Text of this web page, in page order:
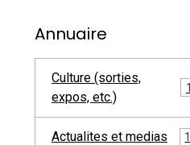
Annuaire
Culture (sorties,
expos, etc.)
Actualites et medias 1